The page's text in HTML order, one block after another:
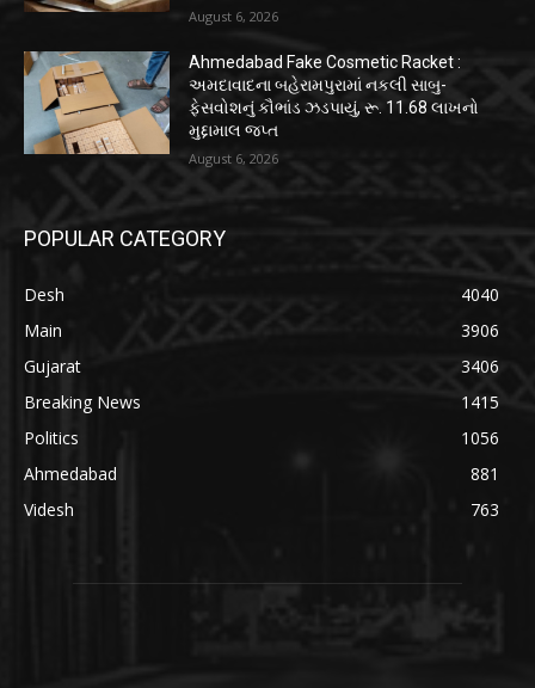
August 6, 2026
Ahmedabad Fake Cosmetic Racket :
અમદાવાદના બહેરામપુરામાં નકલી સાબુ-
ફેસવોશનું કૌભાંડ ઝડપાયું, રૂ. 11.68 લાખનો
મુદ્દામાલ જપ્ત
August 6, 2026
POPULAR CATEGORY
Desh
4040
Main
3906
Gujarat
3406
Breaking News
1415
Politics
1056
Ahmedabad
881
Videsh
763